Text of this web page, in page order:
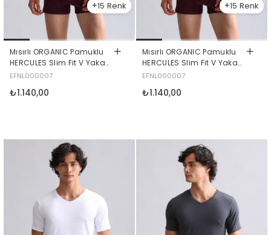
15
Mısırlı ORGANIC Pamuklu
HERCULES Slim Fit V Yaka
Fanila / T-Shirt Gece
EFNL000007
₺1.140,00
15
Mısırlı ORGANIC Pamuklu
HERCULES Slim Fit V Yaka
Fanila / T-Shirt Fit Green
EFNL000007
₺1.140,00